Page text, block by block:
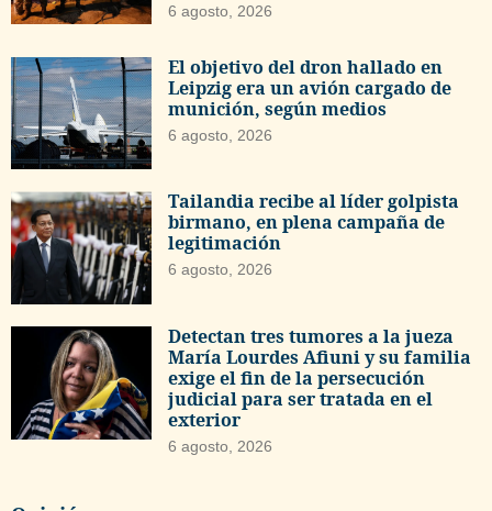
6 agosto, 2026
El objetivo del dron hallado en
Leipzig era un avión cargado de
munición, según medios
6 agosto, 2026
Tailandia recibe al líder golpista
birmano, en plena campaña de
legitimación
6 agosto, 2026
Detectan tres tumores a la jueza
María Lourdes Afiuni y su familia
exige el fin de la persecución
judicial para ser tratada en el
exterior
6 agosto, 2026